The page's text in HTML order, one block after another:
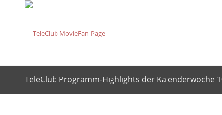
TeleClub Programm-Highlights der Kalenderwoche